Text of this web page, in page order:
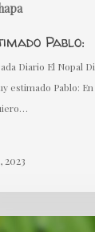
Pablo:
Diario El Nopal
estimado Pablo: